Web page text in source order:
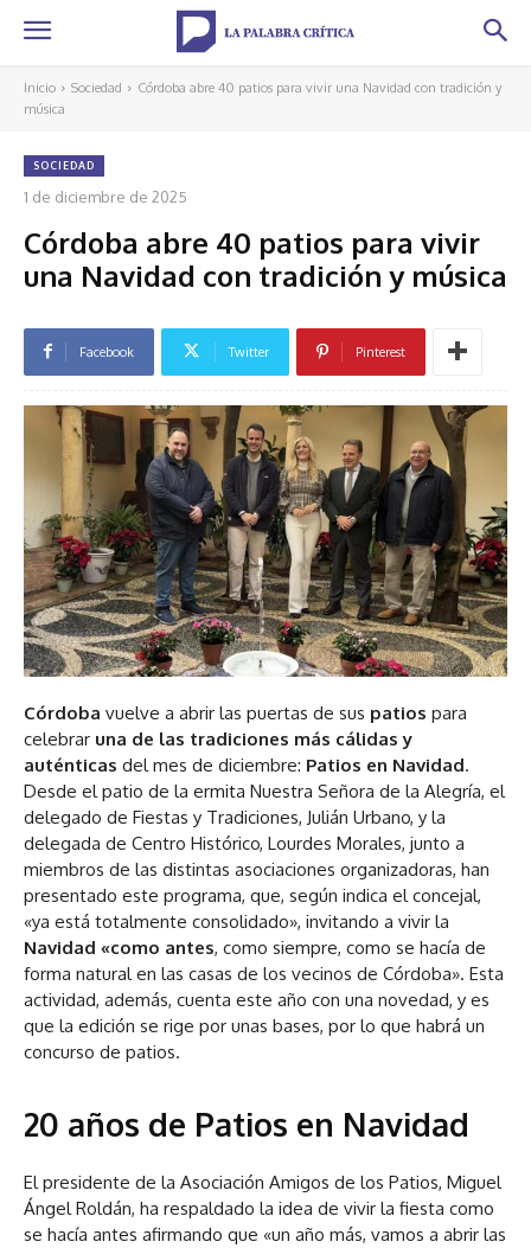
Inicio Sociedad
Córdoba abre 40 patios para vivir una Navidad con tradición y
música
SOCIEDAD
1 de diciembre de 2025
Córdoba abre 40 patios para vivir
una Navidad con tradición y música
Facebook Twitter Pinterest
Córdoba vuelve a abrir las puertas de sus patios para
celebrar una de las tradiciones más cálidas y
auténticas del mes de diciembre: Patios en Navidad.
Desde el patio de la ermita Nuestra Señora de la Alegría, el
delegado de Fiestas y Tradiciones, Julián Urbano, y la
delegada de Centro Histórico, Lourdes Morales, junto a
miembros de las distintas asociaciones organizadoras, han
presentado este programa, que, según indica el concejal,
«ya está totalmente consolidado», invitando a vivir la
Navidad «como antes, como siempre, como se hacía de
forma natural en las casas de los vecinos de Córdoba». Esta
actividad, además, cuenta este año con una novedad, y es
que la edición se rige por unas bases, por lo que habrá un
concurso de patios.
20 años de Patios en Navidad
El presidente de la Asociación Amigos de los Patios, Miguel
Ángel Roldán, ha respaldado la idea de vivir la fiesta como
se hacía antes afirmando que «un año más, vamos a abrir las